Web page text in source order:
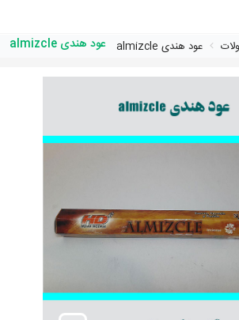
عود هندی almizcle عود هندی almizcle